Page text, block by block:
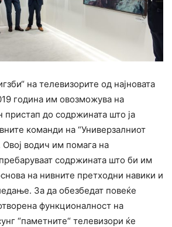
на телевизорите од најновата
година им овозможува на
пристап до содржината што ја
команди на “Универзалниот
Овој водич им помага на
содржината што би им
на нивните претходни навики и
За да обезбедат повеќе
функционалност на
“паметните“ телевизори ќе